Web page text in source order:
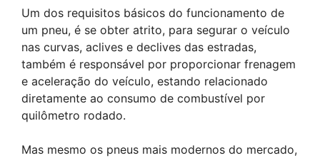
Um dos requisitos básicos do funcionamento de
um pneu, é se obter atrito, para segurar o veículo
nas curvas, aclives e declives das estradas,
também é responsável por proporcionar frenagem
e aceleração do veículo, estando relacionado
diretamente ao consumo de combustível por
quilômetro rodado.
Mas mesmo os pneus mais modernos do mercado,